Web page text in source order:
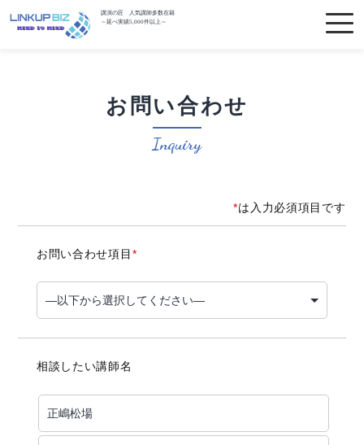
講演の匠 人気講師多数在籍
～延べ実績5,000件以上～
お問い合わせ
Inquiry
*は入力必須項目です
お問い合わせ項目 *
相談したい講師名